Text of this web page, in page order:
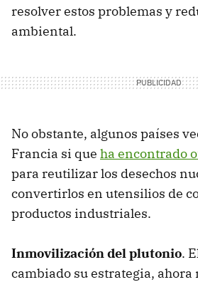
resolver estos problemas y
ambiental.
No obstante, algunos países
Francia si que ha encontrado
para reutilizar los desechos
convertirlos en utensilios de
productos industriales.
Inmovilización del plutonio.
cambiado su estrategia, ahora